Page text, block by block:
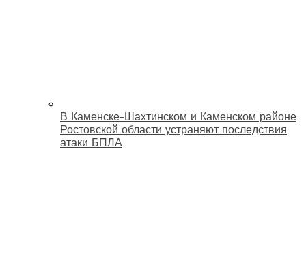
В Каменске-Шахтинском и Каменском районе
Ростовской области устраняют последствия
атаки БПЛА